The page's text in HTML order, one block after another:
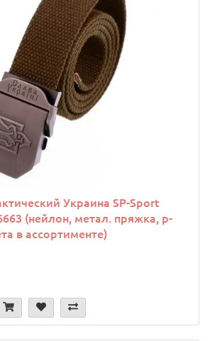
Украина SP-Sport
(нейлон, метал. пряжка, р-
в ассортименте)